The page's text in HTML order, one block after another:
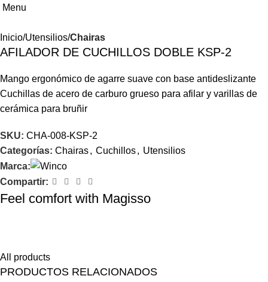
Menu
Inicio Utensilios Chairas
AFILADOR DE CUCHILLOS DOBLE KSP-2
Mango ergonómico de agarre suave con base antideslizante
Cuchillas de acero de carburo grueso para afilar y varillas de
cerámica para bruñir
SKU: CHA-008-KSP-2
Categorías: Chairas, Cuchillos, Utensilios
Marca:
Compartir:
Feel comfort with Magisso
All products
PRODUCTOS RELACIONADOS